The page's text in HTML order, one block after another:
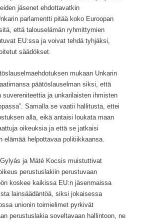
jäsenet ehdottavatkin
parlamentti pitää koko Euroopan
että talouselämän ryhmittymien
EU:ssa ja voivat tehdä tyhjäksi,
säädökset.
mukaan Unkarin
päätöslauselman siksi, että
suvereniteettia ja unkarilaisten ihmisten
Samalla se vaatii hallitusta, ettei
alla, eikä antaisi loukata maan
oikeuksia ja että se jatkaisi
elämää helpottavaa politiikkaansa.
ja Máté Kocsis muistuttivat
perustuslakiin perustuvaan
koskee kaikissa EU:n jäsenmaissa
lainsäädäntöä, siksi jokaisessa
unionin toimielimet pyrkivät
perustuslakia soveltavaan hallintoon, ne